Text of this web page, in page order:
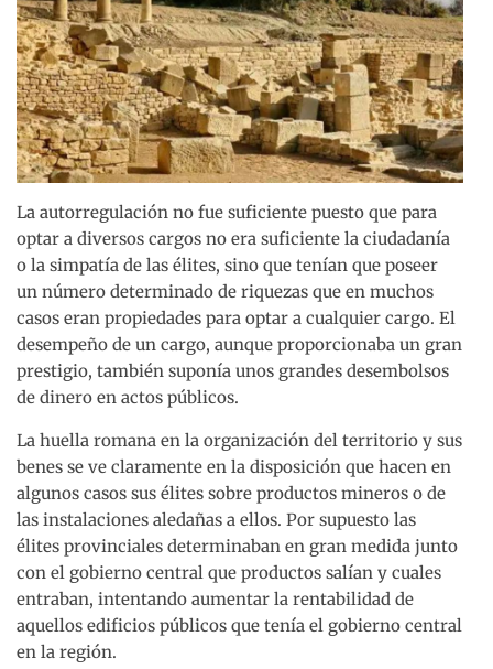
La autorregulación no fue suficiente puesto que para
optar a diversos cargos no era suficiente la ciudadanía
o la simpatía de las élites, sino que tenían que poseer
un número determinado de riquezas que en muchos
casos eran propiedades para optar a cualquier cargo. El
desempeño de un cargo, aunque proporcionaba un gran
prestigio, también suponía unos grandes desembolsos
de dinero en actos públicos.
La huella romana en la organización del territorio y sus
benes se ve claramente en la disposición que hacen en
algunos casos sus élites sobre productos mineros o de
las instalaciones aledañas a ellos. Por supuesto las
élites provinciales determinaban en gran medida junto
con el gobierno central que productos salían y cuales
entraban, intentando aumentar la rentabilidad de
aquellos edificios públicos que tenía el gobierno central
en la región.